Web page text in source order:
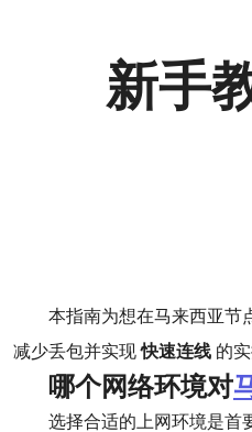
新手
本指南为想在马来西亚节
减少丢包并实现快速连线 的实
哪个网络环境对
选择合适的上网环境是首